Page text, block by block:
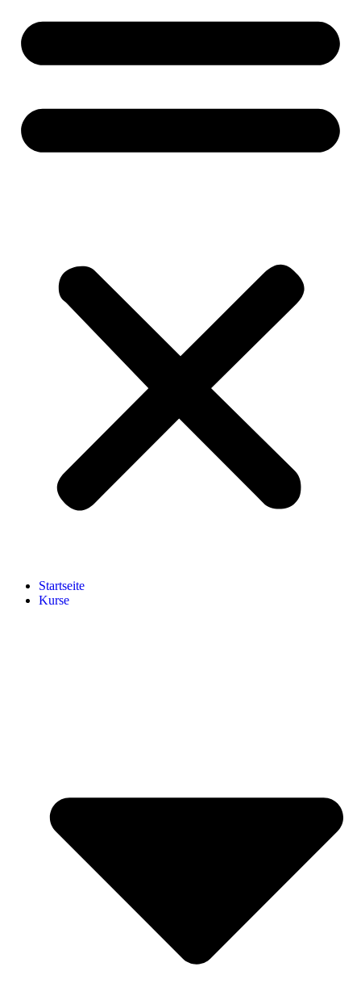
Start­sei­te
Kur­se